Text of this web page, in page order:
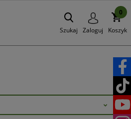
Szukaj Zaloguj Koszyk
0